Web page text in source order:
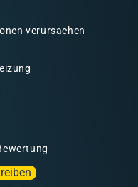
verursachen